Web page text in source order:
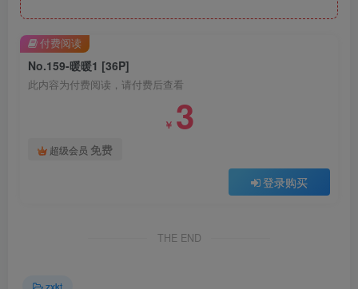
No.159-暖暖1 [36P]
此内容为付费阅读，请付费后查看
￥ 3
超级会员 免费
登录购买
付费阅读
THE END
zxkt